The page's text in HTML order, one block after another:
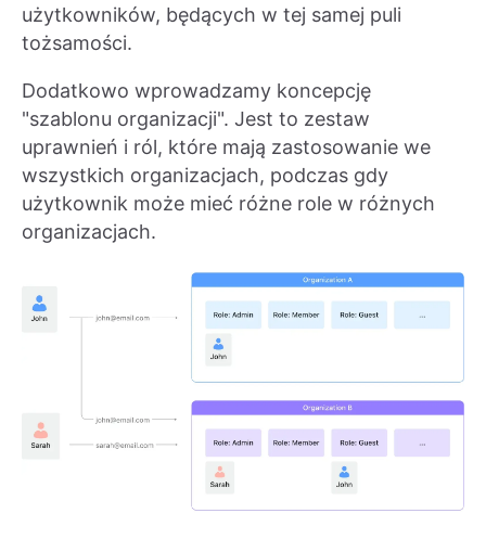
użytkowników, będących w tej samej puli
tożsamości.
Dodatkowo wprowadzamy koncepcję
"szablonu organizacji". Jest to zestaw
uprawnień i ról, które mają zastosowanie we
wszystkich organizacjach, podczas gdy
użytkownik może mieć różne role w różnych
organizacjach.